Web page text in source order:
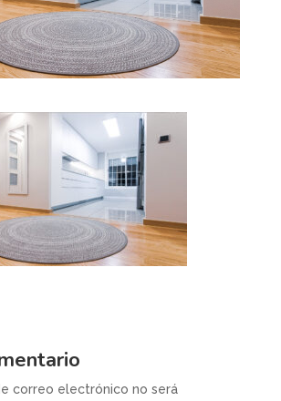
correo electrónico no será